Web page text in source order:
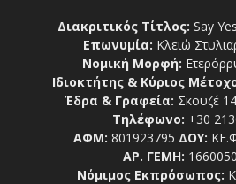
Διακριτικός Τίτλος: Say
Επωνυμία: Κλειώ
Νομική Μορφή:
Ιδιοκτήτης & Κύριος
Έδρα & Γραφεία: Σκουζέ
Τηλέφωνο: +30
ΑΦΜ: 801923795 ΔΟΥ:
ΑΡ. ΓΕΜΗ:
Νόμιμος Εκπρόσωπος: